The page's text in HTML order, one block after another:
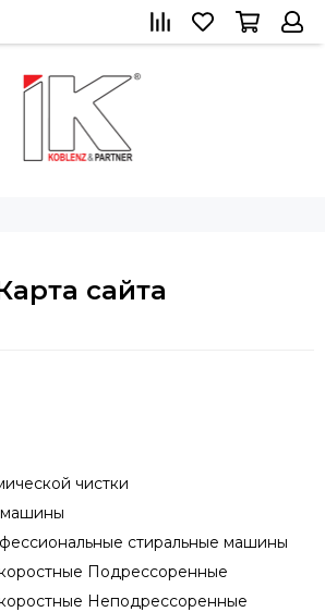
сайта
чистки
машины
стиральные машины
Подрессоренные
Неподрессоренные